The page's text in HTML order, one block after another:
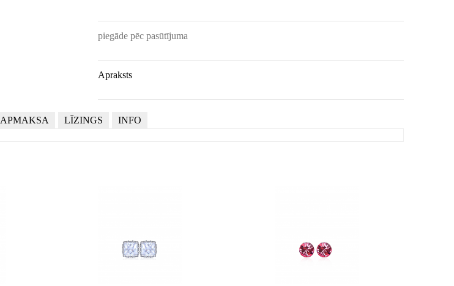
piegāde pēc pasūtījuma
Apraksts
APMAKSA LĪZINGS INFO